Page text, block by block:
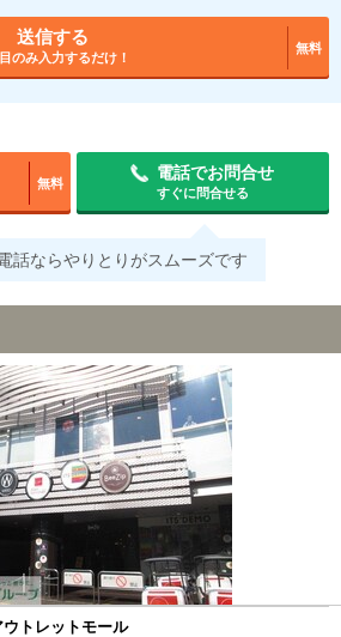
送信する
のみ入力するだけ！
無料
無料
電話でお問合せ
すぐに問合せる
話ならやりとりがスムーズです
トレットモール